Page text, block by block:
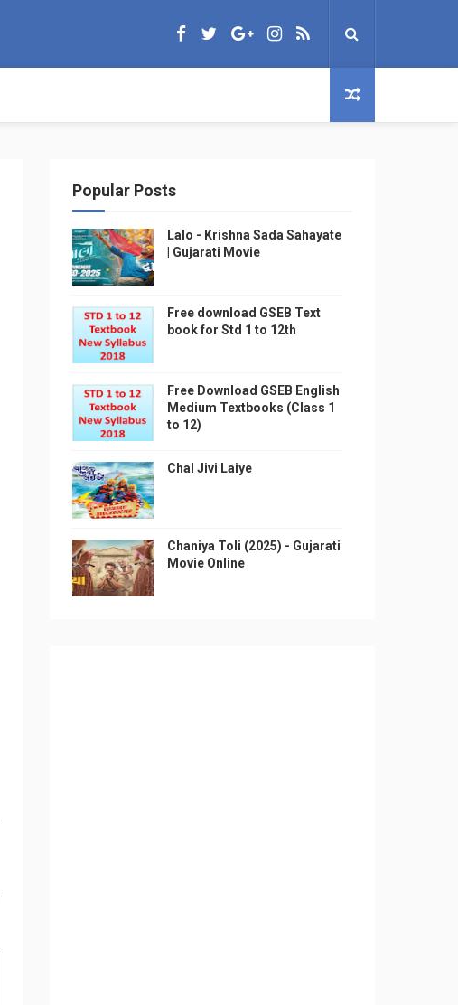
Popular Posts
Lalo - Krishna Sada Sahayate
| Gujarati Movie
Free download GSEB Text
book for Std 1 to 12th
Free Download GSEB English
Medium Textbooks (Class 1
to 12)
Chal Jivi Laiye
Chaniya Toli (2025) - Gujarati
Movie Online